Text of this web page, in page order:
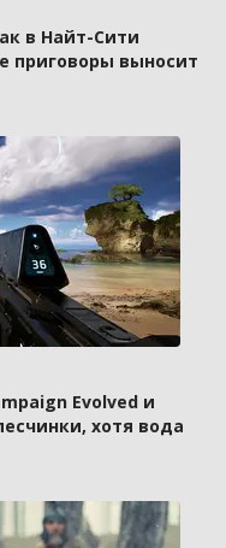
в Найт-Сити
приговоры выносит
Evolved и
хотя вода